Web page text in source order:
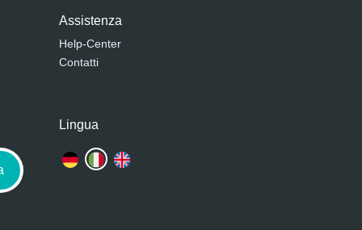
Assistenza
Help-Center
Contatti
Lingua